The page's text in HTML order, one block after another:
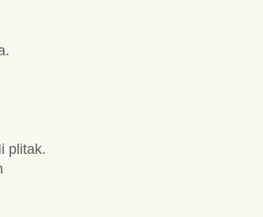
plitak.